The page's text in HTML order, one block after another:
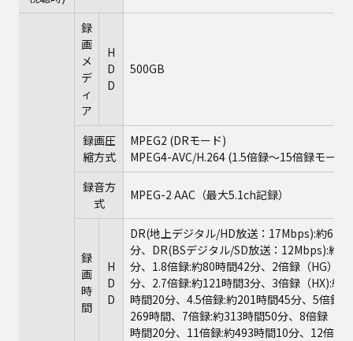
録
画
メ
デ
ィ
ア
H
D
D
500GB
録画圧
縮方式
MPEG2 (DRモード)
MPEG4-AVC/H.264 (1.5倍録～15倍録モード)
録音方
式
MPEG-2 AAC（最大5.1ch記録）
録
画
時
間
H
D
D
DR(地上デジタル/HD放送：17Mbps):約62
分、DR(BSデジタル/SD放送：12Mbps):約
分、1.8倍録:約80時間42分、2倍録（HG）:
分、2.7倍録:約121時間3分、3倍録（HX):約
時間20分、4.5倍録:約201時間45分、5倍録
269時間、7倍録:約313時間50分、8倍録（
時間20分、11倍録:約493時間10分、12倍録